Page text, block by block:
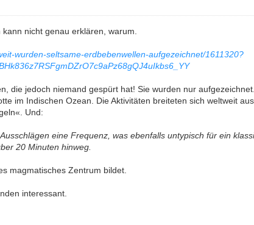
nicht genau erklären, warum.
wurden-seltsame-erdbebenwellen-aufgezeichnet/1611320?
die jedoch niemand gespürt hat! Sie wurden nur aufgezeichnet.
im Indischen Ozean. Die Aktivitäten breiteten sich weltweit
Und:
eine Frequenz, was ebenfalls untypisch für ein
20 Minuten hinweg.
magmatisches Zentrum bildet.
interessant.